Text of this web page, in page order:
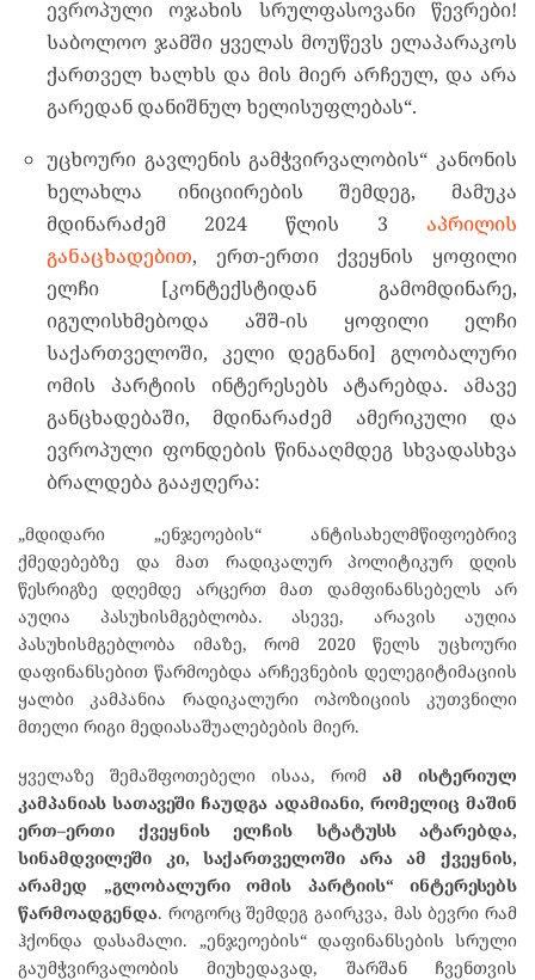
ევროპული ოჯახის სრულფასოვანი წევრები!
საბოლოო ჯამში ყველას მოუწევს ელაპარაკოს
ქართველ ხალხს და მის მიერ არჩეულ, და არა
გარედან დანიშნულ ხელისუფლებას“.
უცხოური გავლენის გამჭვირვალობის“ კანონის
ხელახლა ინიციირების შემდეგ, მამუკა
მდინარაძემ 2024 წლის 3 აპრილის
განაცხადებით, ერთ-ერთი ქვეყნის ყოფილი
ელჩი [კონტექსტიდან გამომდინარე,
იგულისხმებოდა აშშ-ის ყოფილი ელჩი
საქართველოში, კელი დეგნანი] გლობალური
ომის პარტიის ინტერესებს ატარებდა. ამავე
განცხადებაში, მდინარაძემ ამერიკული და
ევროპული ფონდების წინააღმდეგ სხვადასხვა
ბრალდება გააჟღერა:
„მდიდარი „ენჯეოების“ ანტისახელმწიფოებრივ
ქმედებებზე და მათ რადიკალურ პოლიტიკურ დღის
წესრიგზე დღემდე არცერთ მათ დამფინანსებელს არ
აუღია პასუხისმგებლობა. ასევე, არავის აუღია
პასუხისმგებლობა იმაზე, რომ 2020 წელს უცხოური
დაფინანსებით წარმოებდა არჩევნების დელეგიტიმაციის
ყალბი კამპანია რადიკალური ოპოზიციის კუთვნილი
მთელი რიგი მედიასაშუალებების მიერ.
ყველაზე შემაშფოთებელი ისაა, რომ ამ
ისტერიულ
კამპანიას სათავეში ჩაუდგა ადამიანი, რომელიც მაშინ
ერთ–ერთი ქვეყნის ელჩის სტატუსს ატარებდა,
სინამდვილეში
კი,საქართველოში არა ამ ქვეყნის,
არამედ „გლობალური ომის პარტიის“ ინტერესებს
წარმოადგენდა. როგორც შემდეგ გაირკვა, მას ბევრი რამ
ჰქონდა დასამალი. „ენჯეოების“ დაფინანსების სრული
გაუმჭვირვალობის მიუხედავად, შარშან ჩვენთვის